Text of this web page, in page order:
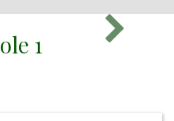
1